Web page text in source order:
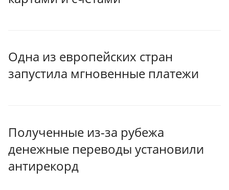
Одна из европейских стран
запустила мгновенные платежи
Полученные из-за рубежа
денежные переводы установили
антирекорд